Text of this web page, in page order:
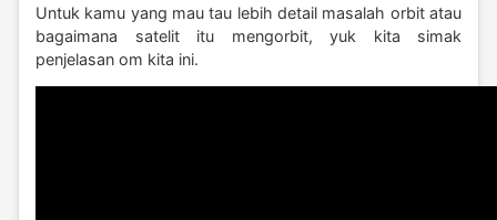
Untuk kamu yang mau tau lebih detail masalah orbit atau
bagaimana satelit itu mengorbit, yuk kita simak
penjelasan om kita ini.